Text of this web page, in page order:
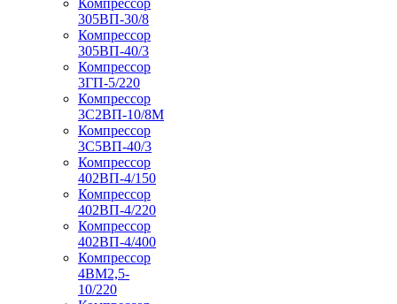
305ВП-30/8
Компрессор
305ВП-40/3
Компрессор
3ГП-5/220
Компрессор
3С2ВП-10/8М
Компрессор
3С5ВП-40/3
Компрессор
402ВП-4/150
Компрессор
402ВП-4/220
Компрессор
402ВП-4/400
Компрессор
4ВМ2,5-
10/220